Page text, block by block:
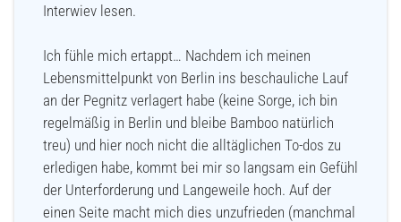
Interwiev lesen.
Ich fühle mich ertappt… Nachdem ich meinen
Lebensmittelpunkt von Berlin ins beschauliche Lauf
an der Pegnitz verlagert habe (keine Sorge, ich bin
regelmäßig in Berlin und bleibe Bamboo natürlich
treu) und hier noch nicht die alltäglichen To-dos zu
erledigen habe, kommt bei mir so langsam ein Gefühl
der Unterforderung und Langeweile hoch. Auf der
einen Seite macht mich dies unzufrieden (manchmal